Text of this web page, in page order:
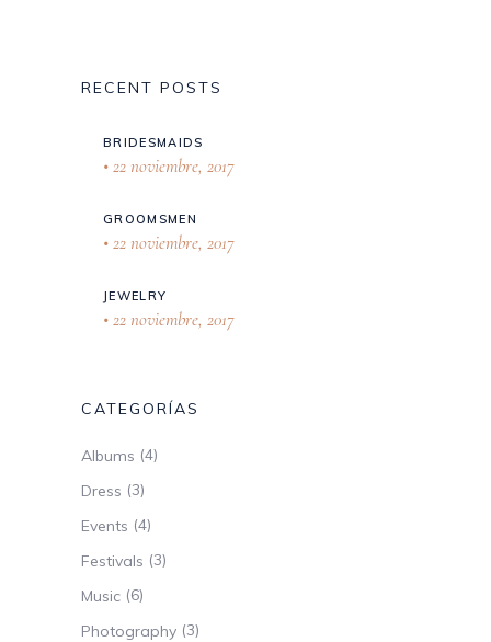
RECENT POSTS
BRIDESMAIDS
22 noviembre, 2017
GROOMSMEN
22 noviembre, 2017
JEWELRY
22 noviembre, 2017
CATEGORÍAS
Albums (4)
Dress (3)
Events (4)
Festivals (3)
Music (6)
Photography (3)